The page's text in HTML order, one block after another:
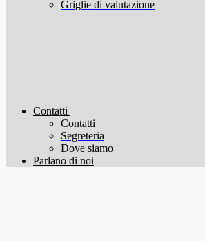
Griglie di valutazione
Contatti
Contatti
Segreteria
Dove siamo
Parlano di noi